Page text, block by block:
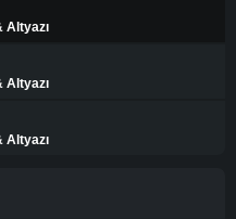
Altyazı
Altyazı
Altyazı